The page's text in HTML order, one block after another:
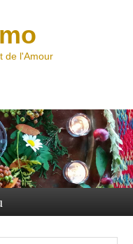
de l'Amour